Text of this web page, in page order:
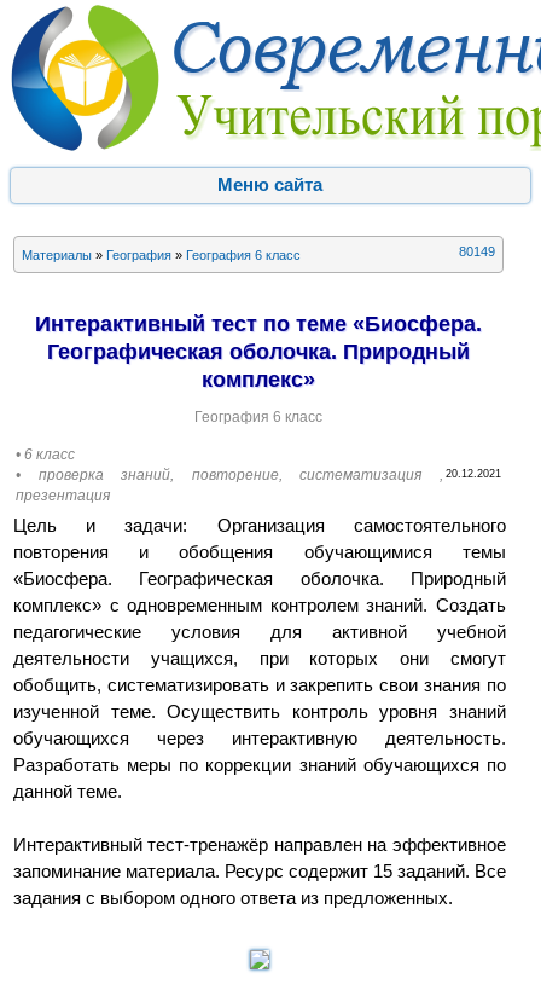
Меню сайта
Материалы» География» География 6 класс 80149
Интерактивный тест по теме «Биосфера.
Географическая оболочка. Природный
комплекс»
География 6 класс
• 6 класс
• проверка знаний, повторение, систематизация ,
презентация
20.12.2021
Цель и задачи: Организация самостоятельного
повторения и обобщения обучающимися темы
«Биосфера. Географическая оболочка. Природный
комплекс» с одновременным контролем знаний. Создать
педагогические условия для активной учебной
деятельности учащихся, при которых они смогут
обобщить, систематизировать и закрепить свои знания по
изученной теме. Осуществить контроль уровня знаний
обучающихся через интерактивную деятельность.
Разработать меры по коррекции знаний обучающихся по
данной теме.
Интерактивный тест-тренажёр направлен на эффективное
запоминание материала. Ресурс содержит 15 заданий. Все
задания с выбором одного ответа из предложенных.